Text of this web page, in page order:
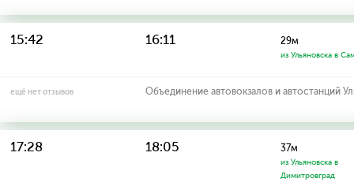
15:42 16:11 29м
из Ульяновска в
ещё нет отзывов Объединение автовокзалов и автостанций
17:28 18:05 37м
из Ульяновска в
Димитровград